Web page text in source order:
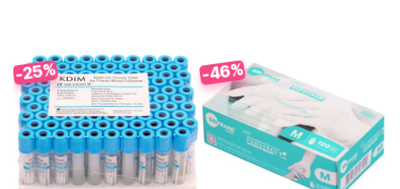
-25% -46%